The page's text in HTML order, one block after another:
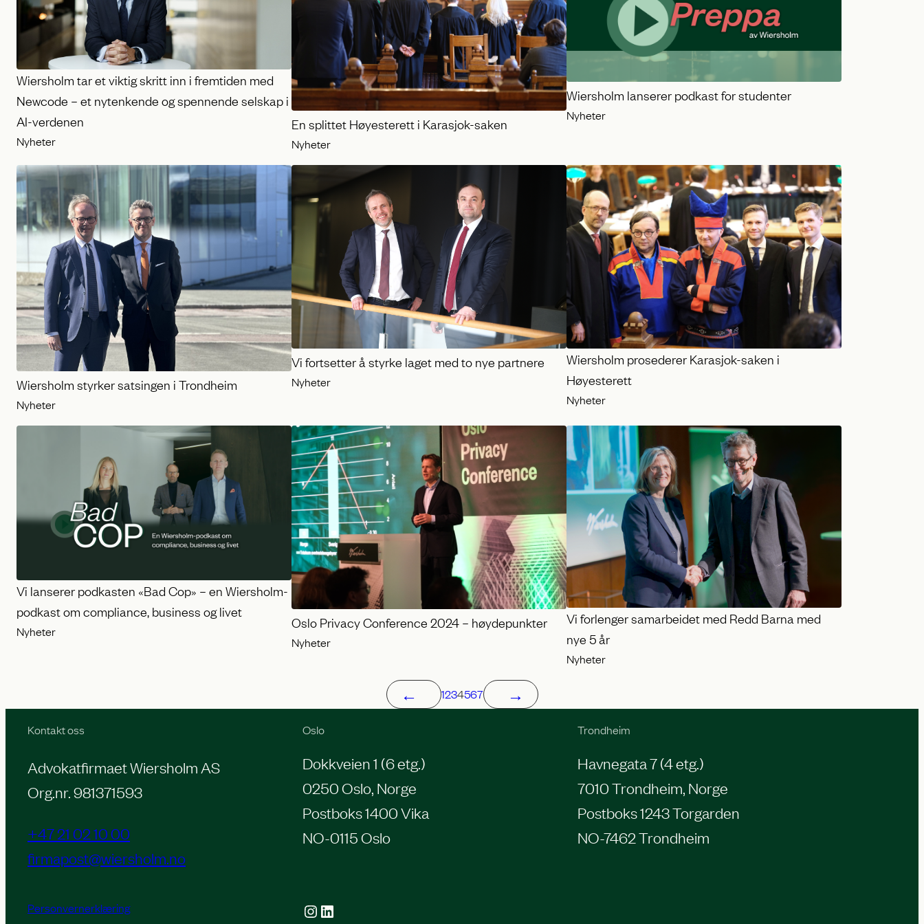
Wiersholm tar et viktig skritt inn i fremtiden med
Newcode – et nytenkende og spennende selskap i
AI-verdenen
Nyheter
En splittet Høyesterett i Karasjok-saken
Nyheter
Wiersholm lanserer podkast for studenter
Nyheter
Wiersholm styrker satsingen i Trondheim
Nyheter
Vi fortsetter å styrke laget med to nye partnere
Nyheter
Wiersholm prosederer Karasjok-saken i
Høyesterett
Nyheter
Vi lanserer podkasten «Bad Cop» – en Wiersholm-
podkast om compliance, business og livet
Nyheter
Oslo Privacy Conference 2024 – høydepunkter
Nyheter
Vi forlenger samarbeidet med Redd Barna med
nye 5 år
Nyheter
← 1234567 →
Kontakt oss
Advokatfirmaet Wiersholm AS
Org.nr. 981371593
+47 21 02 10 00
firmapost@wiersholm.no
Oslo
Dokkveien 1 (6 etg.)
0250 Oslo, Norge
Postboks 1400 Vika
NO-0115 Oslo
Trondheim
Havnegata 7 (4 etg.)
7010 Trondheim, Norge
Postboks 1243 Torgarden
NO-7462 Trondheim
Personvernerklæring Instagram LinkedIn